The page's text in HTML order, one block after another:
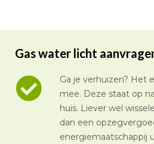
Gas water licht
Ga je verhuizen? Het
mee. Deze staat op
huis. Liever wel
dan een
energiemaatschappij